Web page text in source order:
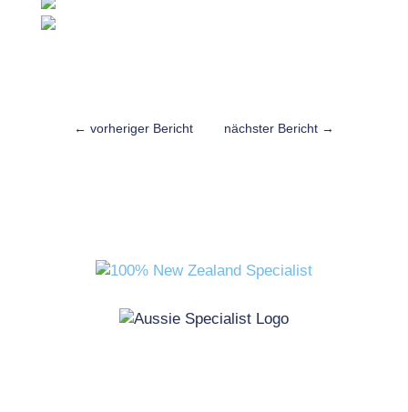
← vorheriger Bericht nächster Bericht →